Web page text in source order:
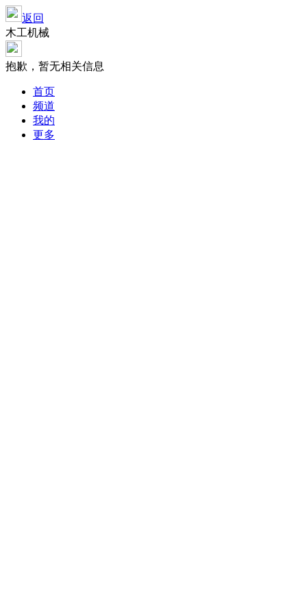
返回
木工机械
抱歉，暂无相关信息
首页
频道
我的
更多